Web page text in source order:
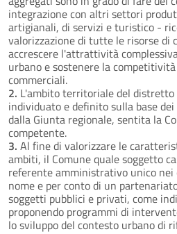
integrazione con altri settori
artigianali, di servizi e turistico -
valorizzazione di tutte le risorse di
accrescere l'attrattività
urbano e sostenere la
commerciali.
2. L'ambito territoriale del distretto
individuato e definito sulla base
dalla Giunta regionale, sentita la
competente.
3. Al fine di valorizzare le
ambiti, il Comune quale soggetto
referente amministrativo unico
nome e per conto di un
soggetti pubblici e privati, come
proponendo programmi di
lo sviluppo del contesto urbano di